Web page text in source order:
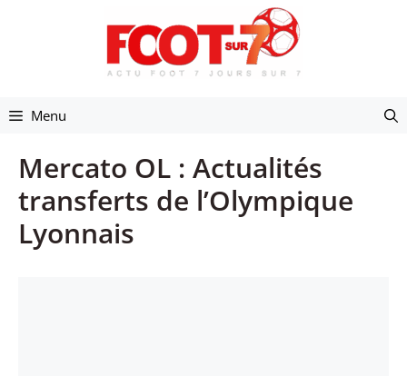
Menu
Mercato OL : Actualités
transferts de l’Olympique
Lyonnais